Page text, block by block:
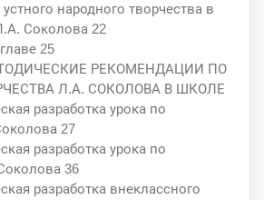
народного творчества в
Соколова 22
25
РЕКОМЕНДАЦИИ ПО
Л.А. СОКОЛОВА В ШКОЛЕ
разработка урока по
27
разработка урока по
36
разработка внеклассного